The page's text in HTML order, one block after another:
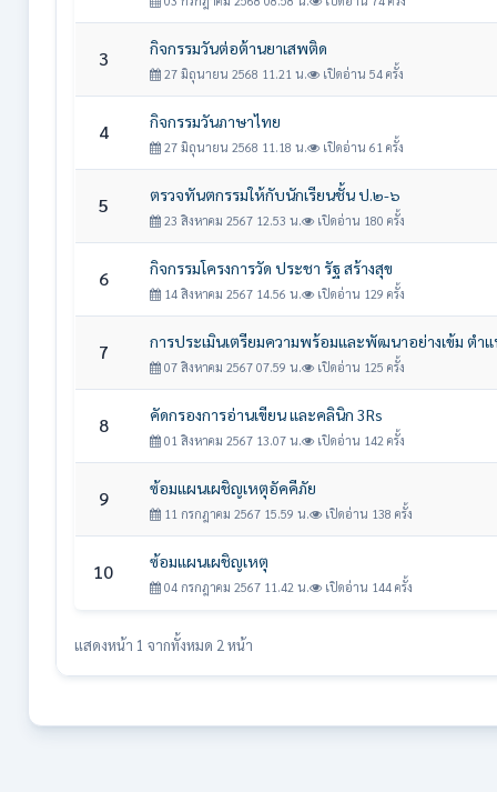
3 กิจกรรมวันต่อต้านยาเสพติด
27 มิถุนายน 2568 11.21 น. เปิดอ่าน 54 ครั้ง
4 กิจกรรมวันภาษาไทย
27 มิถุนายน 2568 11.18 น. เปิดอ่าน 61 ครั้ง
5 ตรวจทันตกรรมให้กับนักเรียนชั้น ป.๒-๖
23 สิงหาคม 2567 12.53 น. เปิดอ่าน 180 ครั้ง
6 กิจกรรมโครงการวัด ประชา รัฐ สร้างสุข
14 สิงหาคม 2567 14.56 น. เปิดอ่าน 129 ครั้ง
7 การประเมินเตรียมความพร้อมและพัฒนาอย่างเข้ม ตำ
07 สิงหาคม 2567 07.59 น. เปิดอ่าน 125 ครั้ง
8 คัดกรองการอ่านเขียน และคลินิก 3Rs
01 สิงหาคม 2567 13.07 น. เปิดอ่าน 142 ครั้ง
9 ซ้อมแผนเผชิญเหตุอัคคีภัย
11 กรกฎาคม 2567 15.59 น. เปิดอ่าน 138 ครั้ง
10 ซ้อมแผนเผชิญเหตุ
04 กรกฎาคม 2567 11.42 น. เปิดอ่าน 144 ครั้ง
แสดงหน้า 1 จากทั้งหมด 2 หน้า